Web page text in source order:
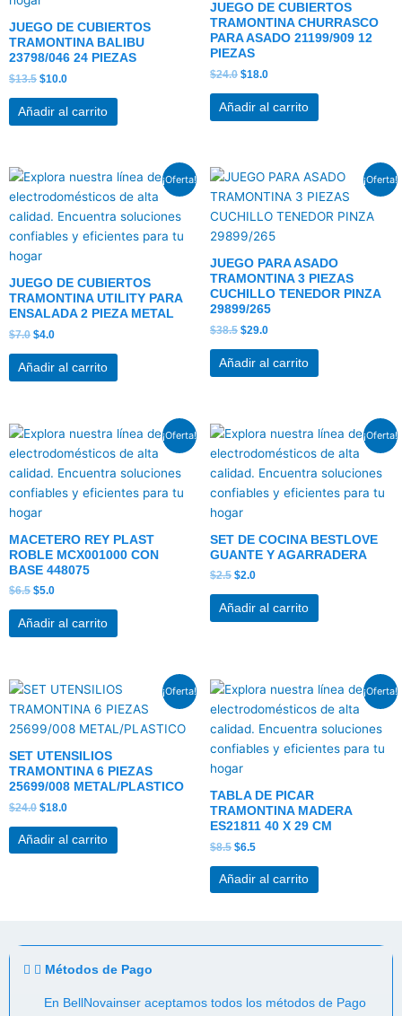
JUEGO DE CUBIERTOS
TRAMONTINA BALIBU
23798/046 24 PIEZAS
$13.5 $10.0
Añadir al carrito
JUEGO DE CUBIERTOS
TRAMONTINA CHURRASCO
PARA ASADO 21199/909 12
PIEZAS
$24.0 $18.0
Añadir al carrito
¡Oferta!
JUEGO DE CUBIERTOS
TRAMONTINA UTILITY PARA
ENSALADA 2 PIEZA METAL
$7.0
El
precio
original
era:
$7.0.
$4.0
El
actual
es:
$4.0.
Añadir al carrito
¡Oferta!
JUEGO PARA ASADO
TRAMONTINA 3 PIEZAS
CUCHILLO TENEDOR PINZA
29899/265
$38.5
El
original
era:
$38.5.
$29.0
El
actual
es:
$29.0.
Añadir al carrito
¡Oferta!
MACETERO REY PLAST
ROBLE MCX001000 CON
BASE 448075
$6.5
El
precio
original
era:
$6.5.
$5.0
El
actual
es:
$5.0.
Añadir al carrito
¡Oferta!
SET DE COCINA BESTLOVE
GUANTE Y AGARRADERA
$2.5
El
precio
original
era:
$2.5.
$2.0
El
actual
es:
$2.0.
Añadir al carrito
¡Oferta!
SET UTENSILIOS
TRAMONTINA 6 PIEZAS
25699/008 METAL/PLASTICO
$24.0
El
original
era:
$18.0
El
actual
es:
Añadir al carrito
¡Oferta!
TABLA DE PICAR
TRAMONTINA MADERA
ES21811 40 X 29 CM
$8.5
El
precio
original
era:
$8.5.
$6.5
El
actual
es:
$6.5.
Añadir al carrito
Métodos de Pago
En BellNovainser aceptamos todos los métodos de Pago